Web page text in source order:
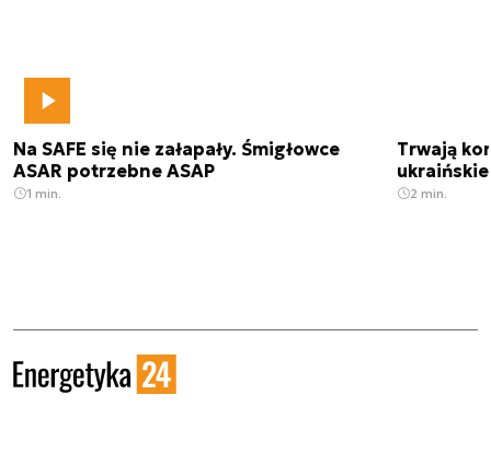
Na SAFE się nie załapały. Śmigłowce
ASAR potrzebne ASAP
1 min.
Trwają
2 min.